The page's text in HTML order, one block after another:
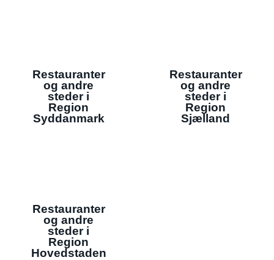
Restauranter
og andre
steder i
Region
Syddanmark
Restauranter
og andre
steder i
Region
Sjælland
Restauranter
og andre
steder i
Region
Hovedstaden